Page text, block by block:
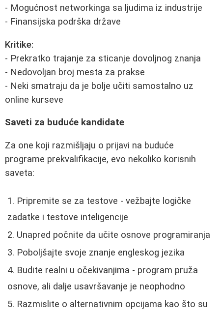
- Mogućnost networkinga sa ljudima iz industrije
- Finansijska podrška države
Kritike:
- Prekratko trajanje za sticanje dovoljnog znanja
- Nedovoljan broj mesta za prakse
- Neki smatraju da je bolje učiti samostalno uz
online kurseve
Saveti za buduće kandidate
Za one koji razmišljaju o prijavi na buduće
programe prekvalifikacije, evo nekoliko korisnih
saveta:
Pripremite se za testove - vežbajte logičke
zadatke i testove inteligencije
Unapred počnite da učite osnove programiranja
Poboljšajte svoje znanje engleskog jezika
Budite realni u očekivanjima - program pruža
osnove, ali dalje usavršavanje je neophodno
Razmislite o alternativnim opcijama kao što su